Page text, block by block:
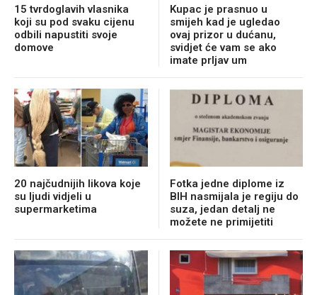
15 tvrdoglavih vlasnika
koji su pod svaku cijenu
odbili napustiti svoje
domove
Kupac je prasnuo u
smijeh kad je ugledao
ovaj prizor u dućanu,
svidjet će vam se ako
imate prljav um
20 najčudnijih likova koje
su ljudi vidjeli u
supermarketima
Fotka jedne diplome iz
BIH nasmijala je regiju do
suza, jedan detalj ne
možete ne primijetiti